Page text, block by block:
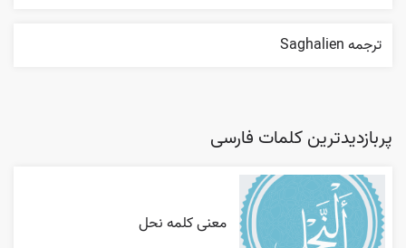
ترجمه Saghalien
پربازدیدترین کلمات فارسی
معنی کلمه نحل